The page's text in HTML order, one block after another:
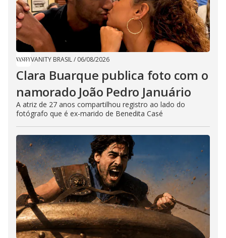
VANITY BRASIL/ 06/08/2026
Clara Buarque publica foto com o
namorado João Pedro Januário
A atriz de 27 anos compartilhou registro ao lado do
fotógrafo que é ex-marido de Benedita Casé